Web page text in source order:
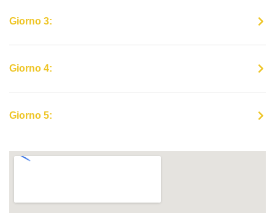
Giorno 3:
Giorno 4:
Giorno 5: